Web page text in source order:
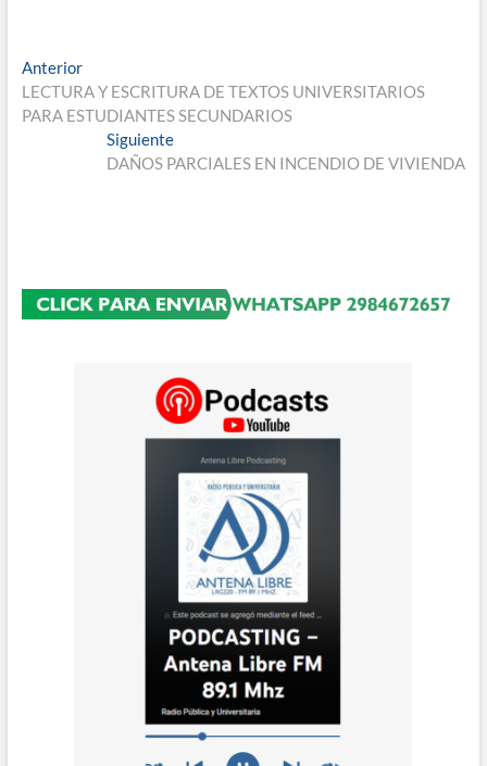
Navegación
de
entradas
AnteriorEntrada
anterior:
LECTURA Y ESCRITURA DE TEXTOS UNIVERSITARIOS
PARA ESTUDIANTES SECUNDARIOS
SiguienteEntrada
siguiente:
DAÑOS PARCIALES EN INCENDIO DE VIVIENDA